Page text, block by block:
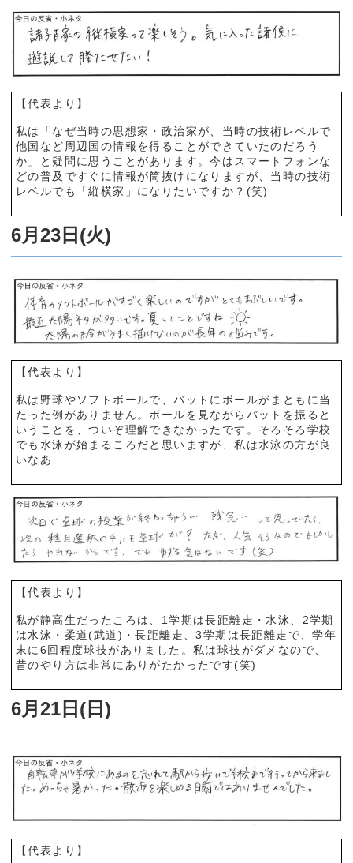
【代表より】
私は「なぜ当時の思想家・政治家が、当時の技術レベルで
他国など周辺国の情報を得ることができていたのだろう
か」と疑問に思うことがあります。今はスマートフォンな
どの普及ですぐに情報が筒抜けになりますが、当時の技術
レベルでも「縦横家」になりたいですか？(笑)
6月23日(火)
【代表より】
私は野球やソフトボールで、バットにボールがまともに当
たった例がありません。ボールを見ながらバットを振ると
いうことを、ついぞ理解できなかったです。そろそろ学校
でも水泳が始まるころだと思いますが、私は水泳の方が良
いなあ…
【代表より】
私が静高生だったころは、1学期は長距離走・水泳、2学期
は水泳・柔道(武道)・長距離走、3学期は長距離走で、学年
末に6回程度球技がありました。私は球技がダメなので、
昔のやり方は非常にありがたかったです(笑)
6月21日(日)
【代表より】